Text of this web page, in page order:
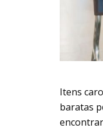
Itens
baratas